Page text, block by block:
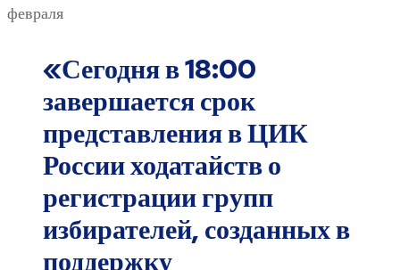
февраля
«Сегодня в 18:00
завершается срок
представления в ЦИК
России ходатайств о
регистрации групп
избирателей, созданных в
поддержку